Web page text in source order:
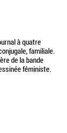
à quatre
familiale.
de la bande
féministe.